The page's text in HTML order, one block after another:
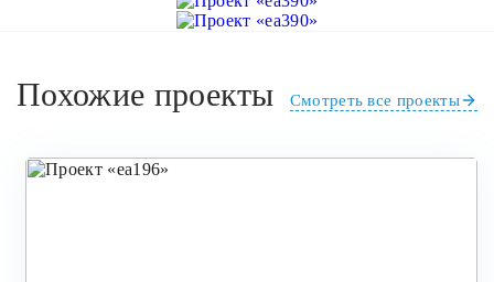
Похожие проекты Смотреть все проекты